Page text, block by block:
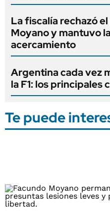
La fiscalía rechazó
Moyano y mantuvo
acercamiento
Argentina cada vez
la F1: los principales
Te puede